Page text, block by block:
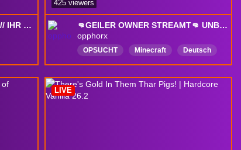
🔴LIVE: SUBATHON TAG 21🔥// IHR ENTSCHEIDET WIE LANGE ICH STREAME🔥// HUGO SMP | !subathon | !merch | !nyfter | !clipping | !sub
👊GEILER OWNER STREAMT👊 UNBANS BEARBEITEN, UPDATE
opphorx
OPSUCHT Minecraft Deutsch
425 viewers
LIVE